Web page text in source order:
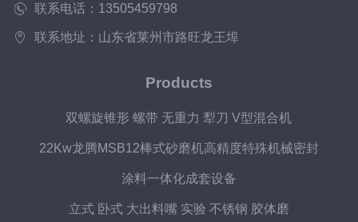
联系电话：13505459798
联系地址：山东省莱州市路旺龙王埠
Products
双螺旋锥形 螺带 无重力 犁刀 V型混合机
22Kw龙腾MSB12棒式砂磨机高精度特殊机械密封
涂料一体化成套设备
立式 卧式 大出料嘴 实验 不锈钢 胶体磨